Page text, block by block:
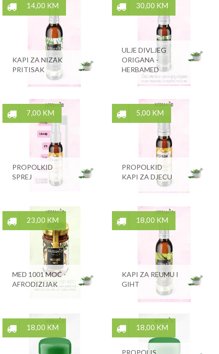
14,00 KM
KAPI ZA NIZAK
PRITISAK
30,00 KM
ULJE DIVLJEG
ORIGANA -
HERBAMED
7,00 KM
PROPOLKID
SPREJ
5,00 KM
PROPOLKID
KAPI ZA DJECU
23,00 KM
MED 1001 MOĆ -
AFRODIZIJAK
18,00 KM
KAPI ZA REUMU I
GIHT
18,00 KM 18,00 KM